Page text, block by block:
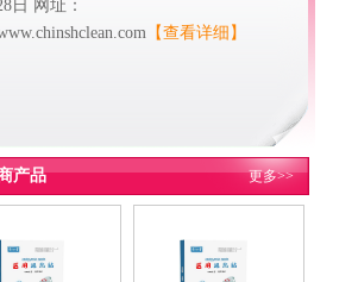
日 网址：
【查看详细】
产品 更多>>